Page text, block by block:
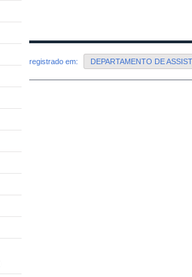
registrado em: DEPARTAMENTO DE